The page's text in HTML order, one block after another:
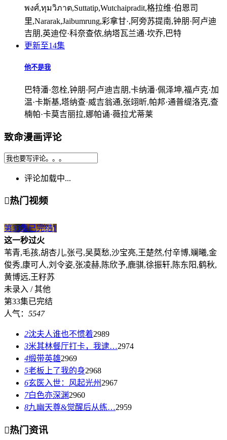
พงศ์,ทุมวิภาต,Suttatip,Wutchaipradit,格拉维·伯恩司
里,Nararak,Jaibumrung,彩拿甘·,阿旁苏提南,钟朋·阿卢迪
吉朋,英迪倥·科奈查侬,纳塔瓦兰通·坎乔,巴特
更新至14集
他不是我
巴特潘·忽栓,钟朋·阿卢迪吉朋,卡纳潘·佩泽坤,福卢克·加
温·卡斯基,塔纳查·威吉翁通,张翊昕,帕邦·通普缇洛克,查
楠帕·卡莫吉丽拉,娜帕诵·薇拉尤蒂莱
致命漫画评论
评论加载中...
热门视频
第33集已完结1
这一秒过火
苇青,毛孩,胡杏儿,张弓,吴莫愁,沙宝亮,王楚然,付辛博,斓曦,金
俊秀,康可人,刘令姿,张凌赫,陈欣予,鹿骐,徐振轩,陈东阳,鹤秋,
黄博远,王籽苏
未录入 / 其他
第33集已完结
人气： 5547
2沈夫人谁也不惯着2989
3米其林餐厅打卡，我逮…2974
4缎带英雄2969
5老板上了我的身2968
6玄医入世：风起光州 2967
7白色亦深渊2960
8九幽天尊&觉醒后从练…2959
热门资讯